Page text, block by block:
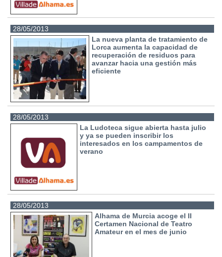
28/05/2013
La nueva planta de tratamiento de
Lorca aumenta la capacidad de
recuperación de residuos para
avanzar hacia una gestión más
eficiente
28/05/2013
La Ludoteca sigue abierta hasta julio
y ya se pueden inscribir los
interesados en los campamentos de
verano
28/05/2013
Alhama de Murcia acoge el II
Certamen Nacional de Teatro
Amateur en el mes de junio